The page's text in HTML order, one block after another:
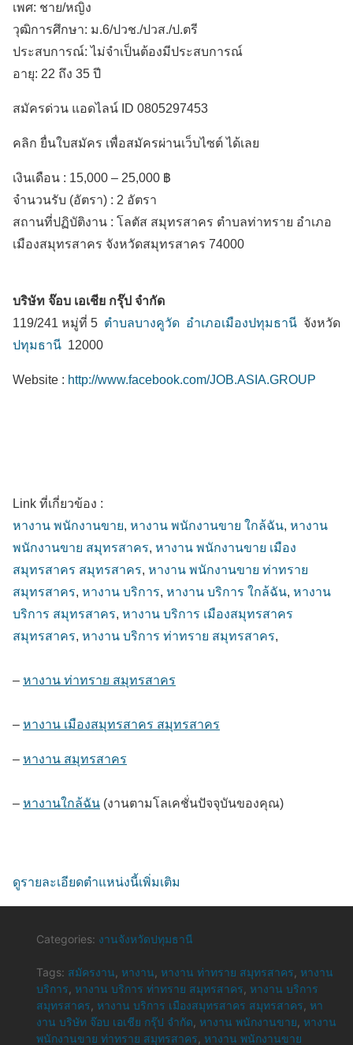
เพศ: ชาย/หญิง
วุฒิการศึกษา: ม.6/ปวช./ปวส./ป.ตรี
ประสบการณ์: ไม่จำเป็นต้องมีประสบการณ์
อายุ: 22 ถึง 35 ปี
สมัครด่วน แอดไลน์ ID 0805297453
คลิก ยื่นใบสมัคร เพื่อสมัครผ่านเว็บไซต์ ได้เลย
เงินเดือน : 15,000 – 25,000 ฿
จำนวนรับ (อัตรา) : 2 อัตรา
สถานที่ปฏิบัติงาน : โลตัส สมุทรสาคร ตำบลท่าทราย อำเภอ
เมืองสมุทรสาคร จังหวัดสมุทรสาคร 74000
บริษัท จ๊อบ เอเชีย กรุ๊ป จำกัด
119/241 หมู่ที่ 5 ตำบลบางคูวัด อำเภอเมืองปทุมธานี จังหวัด
ปทุมธานี 12000
Website : http://www.facebook.com/JOB.ASIA.GROUP
Link ที่เกี่ยวข้อง :
หางาน พนักงานขาย, หางาน พนักงานขาย ใกล้ฉัน, หางาน
พนักงานขาย สมุทรสาคร, หางาน พนักงานขาย เมือง
สมุทรสาคร สมุทรสาคร, หางาน พนักงานขาย ท่าทราย
สมุทรสาคร, หางาน บริการ, หางาน บริการ ใกล้ฉัน, หางาน
บริการ สมุทรสาคร, หางาน บริการ เมืองสมุทรสาคร
สมุทรสาคร, หางาน บริการ ท่าทราย สมุทรสาคร,
– หางาน ท่าทราย สมุทรสาคร
– หางาน เมืองสมุทรสาคร สมุทรสาคร
– หางาน สมุทรสาคร
– หางานใกล้ฉัน (งานตามโลเคชั่นปัจจุบันของคุณ)
ดูรายละเอียดตำแหน่งนี้เพิ่มเติม
Categories: งานจังหวัดปทุมธานี
Tags: สมัครงาน หางาน หางาน ท่าทราย สมุทรสาคร หางาน
บริการ หางาน บริการ ท่าทราย สมุทรสาคร หางาน บริการ
สมุทรสาคร หางาน บริการ เมืองสมุทรสาคร สมุทรสาคร หา
งาน บริษัท จ๊อบ เอเชีย กรุ๊ป จำกัด หางาน พนักงานขาย หางาน
พนักงานขาย ท่าทราย สมุทรสาคร หางาน พนักงานขาย